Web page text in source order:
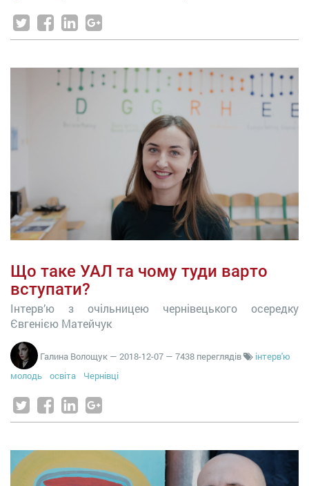
Що таке УАЛ та чому туди варто
вступати?
Інтерв’ю з очільницею чернівецького осередку
Євгенією Матейчук
Галина Волощук — 2018-12-07 — 7438 переглядів
інтерв'ю
молодь
освіта Чернівці